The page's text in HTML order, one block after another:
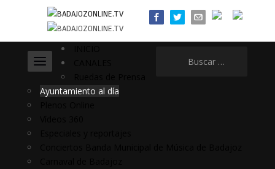
Ayuntamiento al día